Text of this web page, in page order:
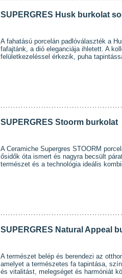
SUPERGRES Husk burkolat
A fahatású porcelán padlóválaszték a
fafajtánk, a dió eleganciája ihletett. A
felületkezeléssel érkezik, puha
SUPERGRES Stoorm burkolat
A Ceramiche Supergres STOORM
ősidők óta ismert és nagyra becsült
természet és a technológia ideális
SUPERGRES Natural Appeal
A természet belép és berendezi az
amelyet a természetes fa tapintása,
és vitalitást, melegséget és harmóniát